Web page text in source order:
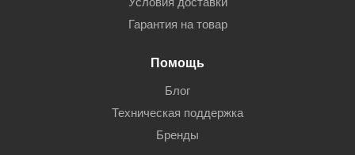
Гарантия на товар
Помощь
Блог
Техническая поддержка
Бренды